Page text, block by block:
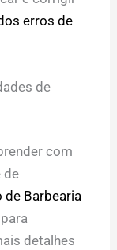
erros de
de
com
de
de Barbearia
detalhes